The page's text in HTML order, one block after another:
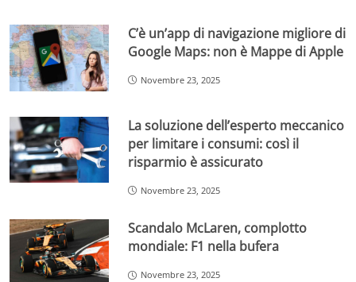
C’è un’app di navigazione migliore di
Google Maps: non è Mappe di Apple
Novembre 23, 2025
La soluzione dell’esperto meccanico
per limitare i consumi: così il
risparmio è assicurato
Novembre 23, 2025
Scandalo McLaren, complotto
mondiale: F1 nella bufera
Novembre 23, 2025